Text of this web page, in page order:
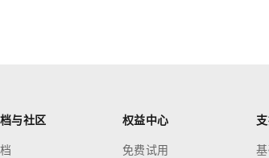
与社区 权益中心
免费试用